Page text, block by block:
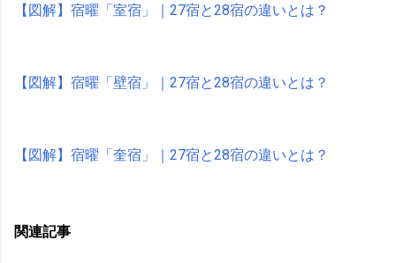
【図解】宿曜「室宿」｜27宿と28宿の違いとは？
【図解】宿曜「壁宿」｜27宿と28宿の違いとは？
【図解】宿曜「奎宿」｜27宿と28宿の違いとは？
関連記事